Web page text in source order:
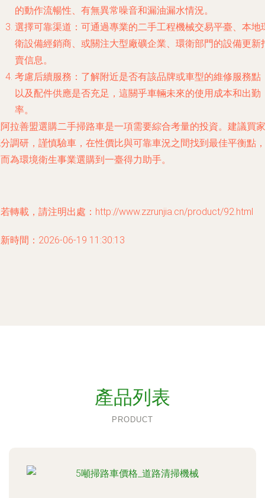
的動作流暢性、有無異常噪音和漏油漏水情況。
選擇可靠渠道 ：可通過專業的二手工程機械交易平臺、本地
衛設備經銷商、或關注大型廠礦企業、環衛部門的設備更新
賣信息。
考慮后續服務 ：了解附近是否有該品牌或車型的維修服務點
以及配件供應是否充足，這關乎車輛未來的使用成本和出勤
率。
拉善盟選購二手掃路車是一項需要綜合考量的投資。建議買家
調研，謹慎驗車，在性價比與可靠車況之間找到最佳平衡點，
為環境衛生事業選購到一臺得力助手。
轉載，請注明出處：http://www.zzrunjia.cn/product/92.html
時間：2026-06-19 11:30:13
產品列表
PRODUCT